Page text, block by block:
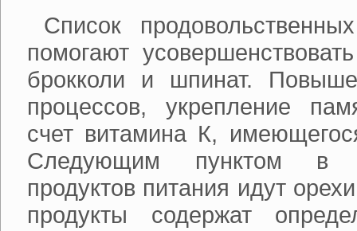
Список
помогают
брокколи и шпинат.
процессов, укрепление
счет витамина К,
Следующим пунктом в
продуктов питания идут
продукты содержат